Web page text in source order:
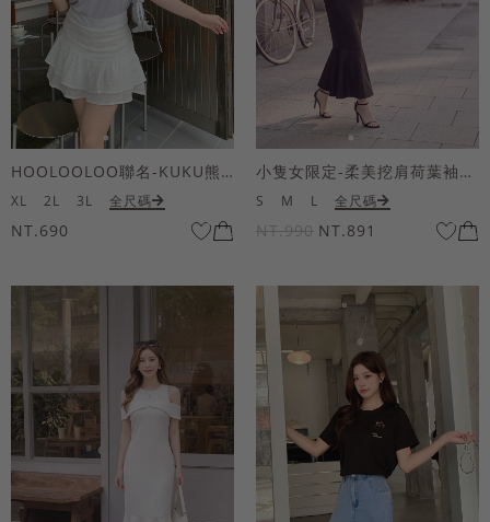
HOOLOOLOO聯名-KUKU熊蝴蝶結短袖上衣
XL 2L 3L 全尺碼
NT.690
小隻女限定-柔美挖肩荷葉袖魚尾長洋裝
S M L 全尺碼
NT.990 NT.891